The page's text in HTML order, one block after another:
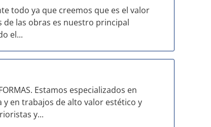
todo ya que creemos que es el valor
de las obras es nuestro principal
el...
Estamos especializados en
en trabajos de alto valor estético y
y...